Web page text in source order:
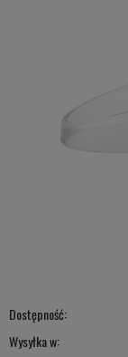
Dostępność:
Wysyłka w: